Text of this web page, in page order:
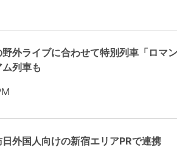
外ライブに合わせて特別列車「ロマ
列車も
外国人向けの新宿エリアPRで連携